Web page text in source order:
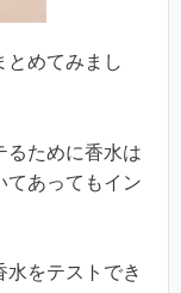
とめてみまし
るために香水は
てあってもイン
水をテストでき